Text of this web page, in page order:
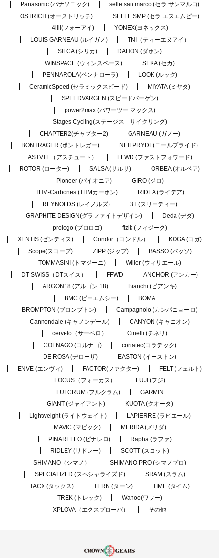
Panasonic (パナソニック)
selle san marco (セラ サンマルコ)
OSTRICH (オーストリッチ)
SELLE SMP (セラ エスエムピー)
4iiii(フォーアイ)
YONEX(ヨネックス)
LOUIS GARNEAU (ルイガノ)
TNI（ティーエヌアイ）
SILCA (シリカ)
DAHON (ダホン)
WINSPACE (ウィンスペース)
SEKA (セカ)
PENNAROLA(ペンナローラ)
LOOK (ルック)
CeramicSpeed (セラミックスピード)
MIYATA (ミヤタ)
SPEEDVARGEN (スピードバーゲン)
power2max (パワーツー マックス)
Stages Cycling(ステージス サイクリング)
CHAPTER2(チャプター2)
GARNEAU (ガノー)
BONTRAGER (ボントレガー)
NEILPRYDE(ニールプライド)
ASTVTE（アスチュート）
FFWD (ファストフォワード)
ROTOR (ローター)
SALSA (サルサ)
ORBEA (オルベア)
Pioneer (パイオニア)
GIRO (ジロ)
THM-Carbones (THMカーボン)
RIDEA (ライデア)
REYNOLDS (レイノルズ)
3T (スリーティー)
GRAPHITE DESIGN(グラファイトデザイン)
Deda (デダ)
prologo (プロロゴ)
fizik (フィジーク)
XENTIS (ゼンティス)
Condor（コンドル）
KOGA (コガ)
Scope(スコープ)
ZIPP (ジップ)
BASSO (バッソ)
TOMMASINI (トマジーニ)
Wilier (ウィリエール)
DT SWISS（DTスイス）
FFWD
ANCHOR (アンカー)
ARGON18 (アルゴン 18)
Bianchi (ビアンキ)
BMC (ビーエムシー)
BOMA
BROMPTON (ブロンプトン)
Campagnolo (カンパニョーロ)
Cannondale (キャノンデール)
CANYON (キャニオン)
cervelo（サーベロ）
Cinelli (チネリ)
COLNAGO (コルナゴ)
corratec(コラテック)
DE ROSA (デローザ)
EASTON (イーストン)
ENVE (エンヴィ)
FACTOR(ファクター)
FELT (フェルト)
FOCUS（フォーカス）
FUJI (フジ)
FULCRUM (フルクラム)
GARMIN
GIANT (ジャイアント)
KUOTA (クオータ)
Lightweight (ライトウェイト)
LAPIERRE (ラピエール)
MAVIC (マビック)
MERIDA (メリダ)
PINARELLO (ピナレロ)
Rapha (ラファ)
RIDLEY (リドレー)
SCOTT (スコット)
SHIMANO（シマノ）
SHIMANO PRO (シマノプロ)
SPECIALIZED (スペシャライズド)
SRAM (スラム)
TACX (タックス)
TERN (ターン)
TIME (タイム)
TREK (トレック)
Wahoo(ワフー)
XPLOVA（エクスプローバ）
その他